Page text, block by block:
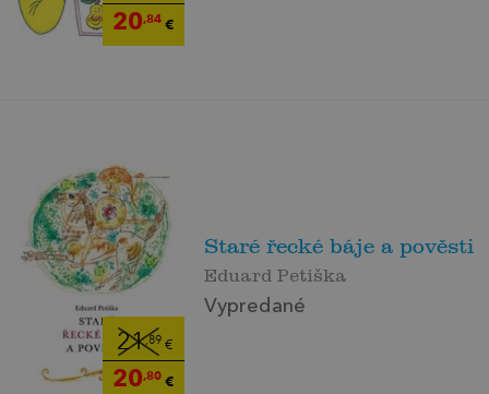
20,84€
21,89 €
20,80€
Staré řecké báje a pověsti
Eduard Petiška
Vypredané